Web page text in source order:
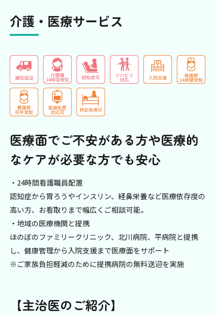
介護・医療サービス
医療面でご不安がある方や医療的
なケアが必要な方でも安心
・24時間看護職員配置
認知症から胃ろうやインスリン、経鼻栄養など医療依存度の
高い方、お看取りまで幅広くご相談可能。
・地域の医療機関と提携
ほのぼのファミリークリニック、北川病院、平病院と提携
し、健康管理から入院支援まで医療面をサポート
※ご家族負担軽減のために提携病院の無料送迎を実施
【主治医のご紹介】